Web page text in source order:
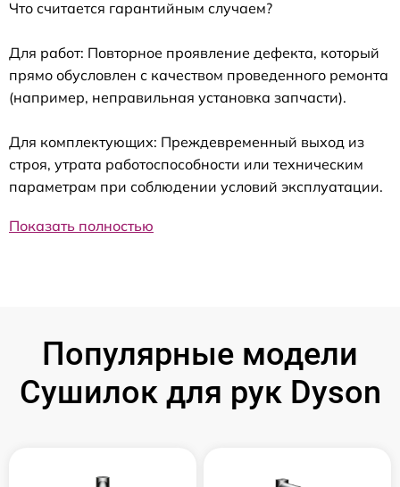
Что считается гарантийным случаем?
Для работ: Повторное проявление дефекта, который
прямо обусловлен с качеством проведенного ремонта
(например, неправильная установка запчасти).
Для комплектующих: Преждевременный выход из
строя, утрата работоспособности или техническим
параметрам при соблюдении условий эксплуатации.
Показать полностью
Популярные модели
Сушилок для рук Dyson